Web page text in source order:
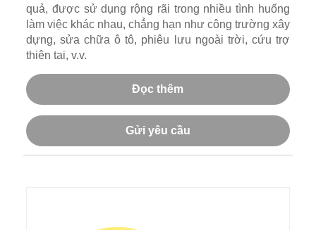
quả, được sử dụng rộng rãi trong nhiều tình huống
làm việc khác nhau, chẳng hạn như công trường xây
dựng, sửa chữa ô tô, phiêu lưu ngoài trời, cứu trợ
thiên tai, v.v.
Đọc thêm
Gửi yêu cầu